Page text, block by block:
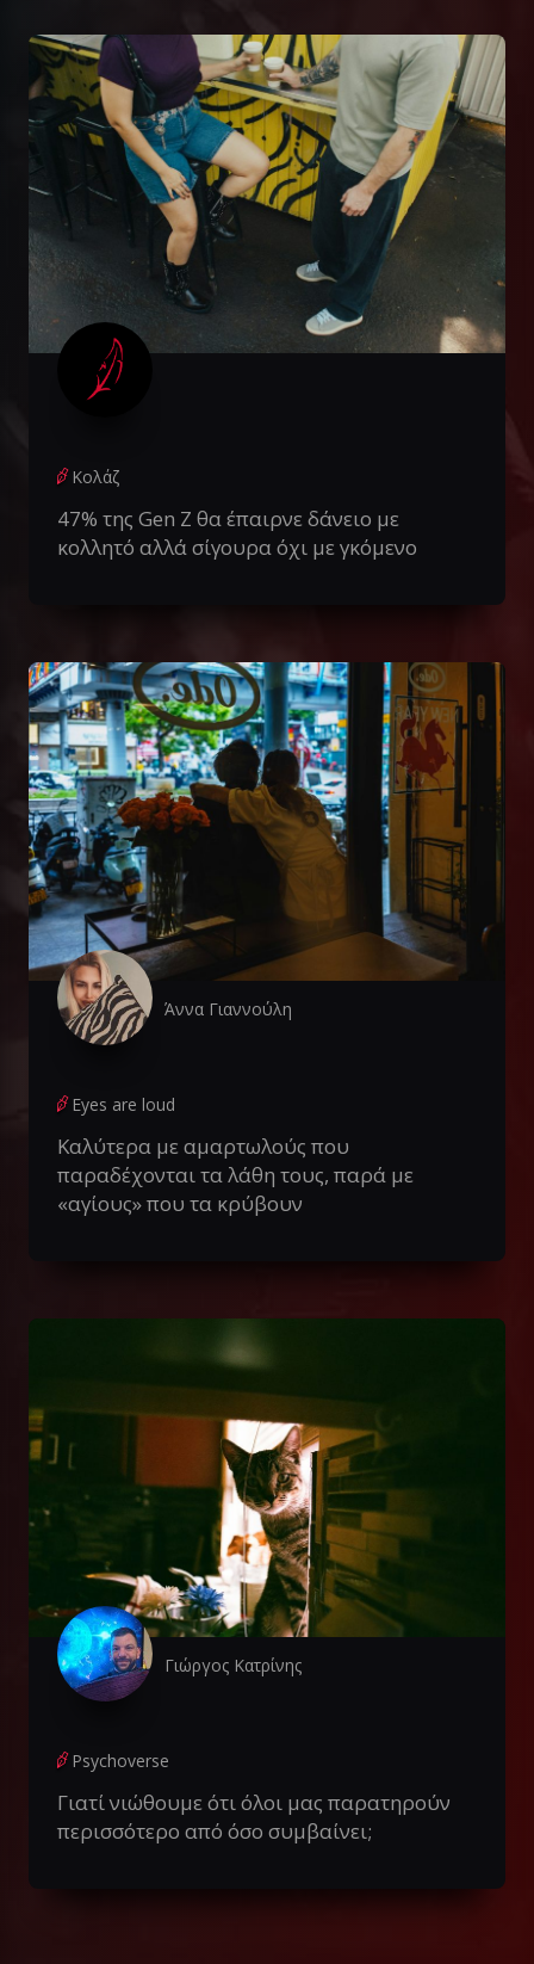
Κολάζ
47% της Gen Z θα έπαιρνε δάνειο με
κολλητό αλλά σίγουρα όχι με γκόμενο
Άννα Γιαννούλη
Eyes are loud
Καλύτερα με αμαρτωλούς που
παραδέχονται τα λάθη τους, παρά με
«αγίους» που τα κρύβουν
Γιώργος Κατρίνης
Psychoverse
Γιατί νιώθουμε ότι όλοι μας παρατηρούν
περισσότερο από όσο συμβαίνει;